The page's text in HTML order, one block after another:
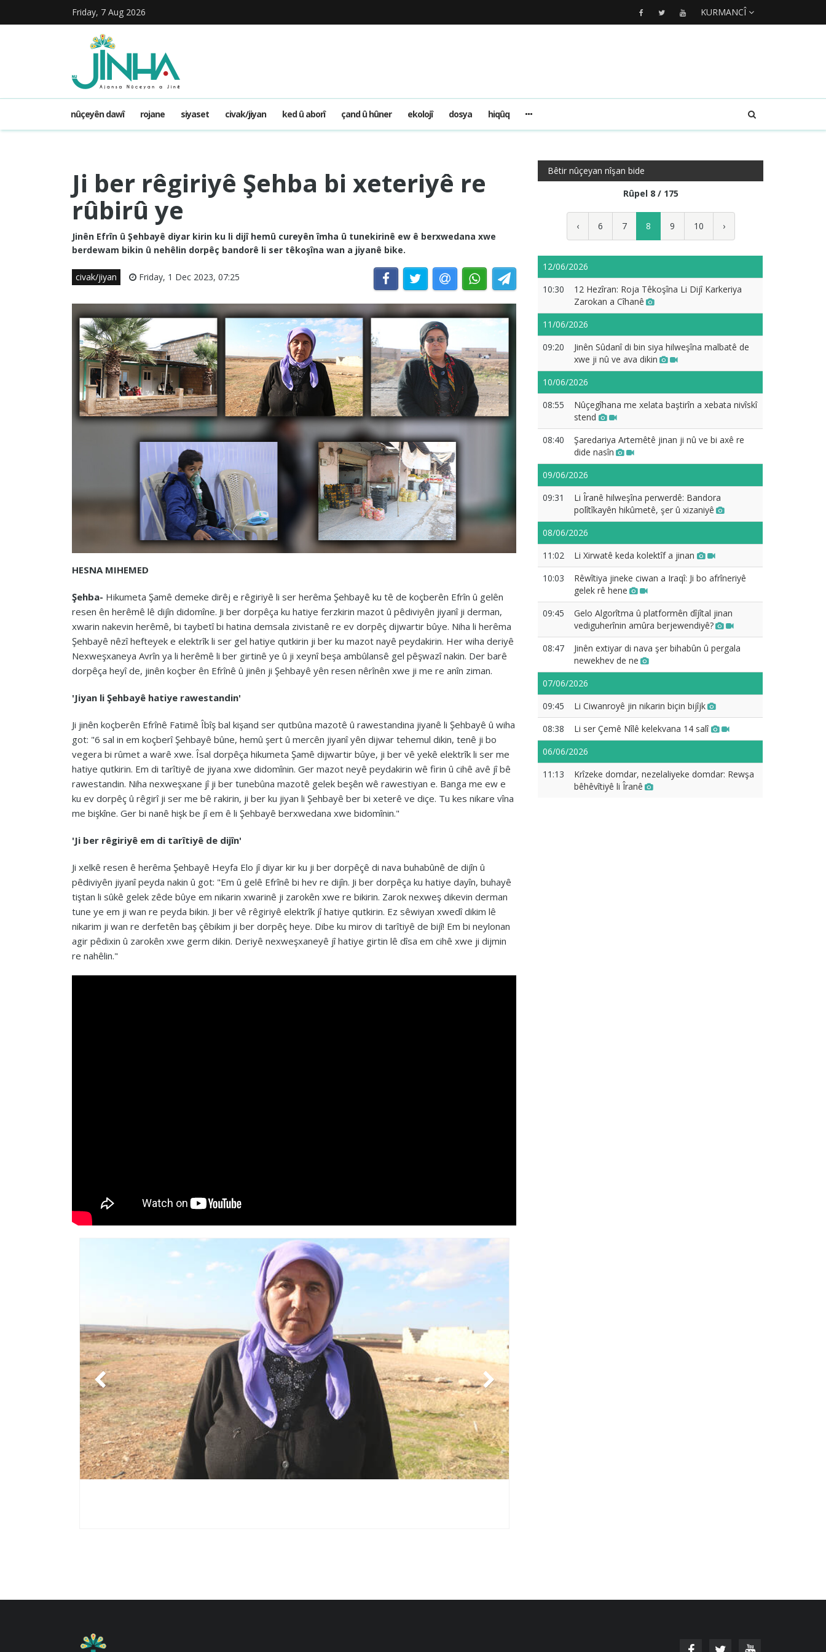
Friday, 7 Aug 2026 KURMANCÎ
nûçeyên dawî rojane siyaset civak/jiyan ked û aborî çand û hûner ekolojî dosya hiqûq
Ji ber rêgiriyê Şehba bi xeteriyê re
rûbirû ye
Jinên Efrîn û Şehbayê diyar kirin ku li dijî hemû cureyên îmha û tunekirinê ew ê berxwedana xwe
berdewam bikin û nehêlin dorpêç bandorê li ser têkoşîna wan a jiyanê bike.
civak/jiyan Friday, 1 Dec 2023, 07:25
HESNA MIHEMED
Şehba- Hikumeta Şamê demeke dirêj e rêgiriyê li ser herêma Şehbayê ku tê de koçberên Efrîn û gelên
resen ên herêmê lê dijîn didomîne. Ji ber dorpêça ku hatiye ferzkirin mazot û pêdiviyên jiyanî ji derman,
xwarin nakevin herêmê, bi taybetî bi hatina demsala zivistanê re ev dorpêç dijwartir bûye. Niha li herêma
Şehbayê nêzî hefteyek e elektrîk li ser gel hatiye qutkirin ji ber ku mazot nayê peydakirin. Her wiha deriyê
Nexweşxaneya Avrîn ya li herêmê li ber girtinê ye û ji xeynî beşa ambûlansê gel pêşwazî nakin. Der barê
dorpêça heyî de, jinên koçber ên Efrînê û jinên ji Şehbayê yên resen nêrînên xwe ji me re anîn ziman.
'Jiyan li Şehbayê hatiye rawestandin'
Ji jinên koçberên Efrînê Fatimê Îbîş bal kişand ser qutbûna mazotê û rawestandina jiyanê li Şehbayê û wiha
got: "6 sal in em koçberî Şehbayê bûne, hemû şert û mercên jiyanî yên dijwar tehemul dikin, tenê ji bo
vegera bi rûmet a warê xwe. Îsal dorpêça hikumeta Şamê dijwartir bûye, ji ber vê yekê elektrîk li ser me
hatiye qutkirin. Em di tarîtiyê de jiyana xwe didomînin. Ger mazot neyê peydakirin wê firin û cihê avê jî bê
rawestandin. Niha nexweşxane jî ji ber tunebûna mazotê gelek beşên wê rawestiyan e. Banga me ew e
ku ev dorpêç û rêgirî ji ser me bê rakirin, ji ber ku jiyan li Şehbayê ber bi xeterê ve diçe. Tu kes nikare vîna
me bişkîne. Ger bi nanê hişk be jî em ê li Şehbayê berxwedana xwe bidomînin."
'Ji ber rêgiriyê em di tarîtiyê de dijîn'
Ji xelkê resen ê herêma Şehbayê Heyfa Elo jî diyar kir ku ji ber dorpêçê di nava buhabûnê de dijîn û
pêdiviyên jiyanî peyda nakin û got: "Em û gelê Efrînê bi hev re dijîn. Ji ber dorpêça ku hatiye dayîn, buhayê
tiştan li sûkê gelek zêde bûye em nikarin xwarinê ji zarokên xwe re bikirin. Zarok nexweş dikevin derman
tune ye em ji wan re peyda bikin. Ji ber vê rêgiriyê elektrîk jî hatiye qutkirin. Ez sêwiyan xwedî dikim lê
nikarim ji wan re derfetên baş çêbikim ji ber dorpêç heye. Dibe ku mirov di tarîtiyê de bijî! Em bi neylonan
agir pêdixin û zarokên xwe germ dikin. Deriyê nexweşxaneyê jî hatiye girtin lê dîsa em cihê xwe ji dijmin
re nahêlin."
Bêtir nûçeyan nîşan bide
Rûpel 8 / 175
‹ 6 7 8 9 10 ›
12/06/2026
10:30
12 Hezîran: Roja Têkoşîna Li Dijî Karkeriya
Zarokan a Cîhanê
11/06/2026
09:20
Jinên Sûdanî di bin siya hilweşîna malbatê de
xwe ji nû ve ava dikin
10/06/2026
08:55
Nûçegîhana me xelata baştirîn a xebata nivîskî
stend
08:40
Şaredariya Artemêtê jinan ji nû ve bi axê re
dide nasîn
09/06/2026
09:31
Li Îranê hilweşîna perwerdê: Bandora
polîtîkayên hikûmetê, şer û xizaniyê
08/06/2026
11:02
Li Xirwatê keda kolektîf a jinan
10:03
Rêwîtiya jineke ciwan a Iraqî: Ji bo afrîneriyê
gelek rê hene
09:45
Gelo Algorîtma û platformên dîjîtal jinan
vediguherînin amûra berjewendiyê?
08:47
Jinên extiyar di nava şer bihabûn û pergala
newekhev de ne
07/06/2026
09:45
Li Ciwanroyê jin nikarin biçin bijîjk
08:38
Li ser Çemê Nîlê kelekvana 14 salî
06/06/2026
11:13
Krîzeke domdar, nezelaliyeke domdar: Rewşa
bêhêvîtiyê li Îranê